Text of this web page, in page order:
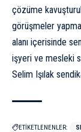
çözüme
görüşmeler
alanı içerisinde
işyeri ve mesleki
Selim Işılak
ETİKETLENENLER: